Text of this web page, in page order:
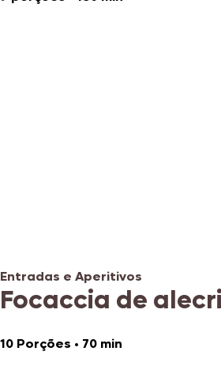
Entradas e Aperitivos
Focaccia de
10 Porções • 70 min